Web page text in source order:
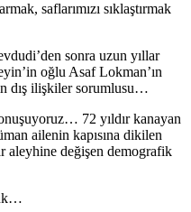
saflarımızı sıklaştırmak
sonra uzun yıllar
oğlu Asaf Lokman’ın
dış ilişkiler sorumlusu…
72 yıldır kanayan
ailenin kapısına dikilen
değişen demografik